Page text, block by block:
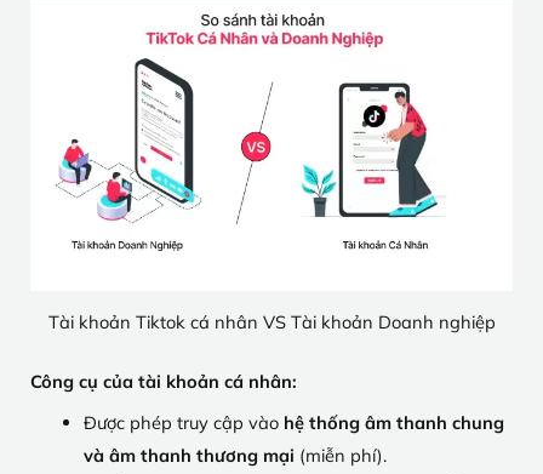
Tài khoản Tiktok cá nhân VS Tài khoản Doanh nghiệp
Công cụ của tài khoản cá nhân:
Được phép truy cập vàohệ thống âm thanh chung
và âm thanh thương mại (miễn phí).